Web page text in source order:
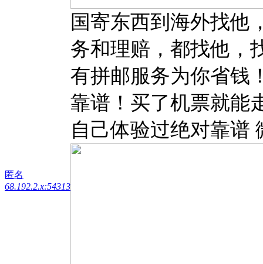
匿名
68.192.2.x:54313
国寄东西到海外找他
务和理赔，都找他，
有拼邮服务为你省钱
靠谱！买了机票就能
自己体验过绝对靠谱